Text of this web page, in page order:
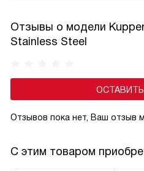
в семьях с маленькими
при готовке.
Отзывы о модели
Stainless Steel
Отзывов пока нет, Ваш отзыв
С этим товаром